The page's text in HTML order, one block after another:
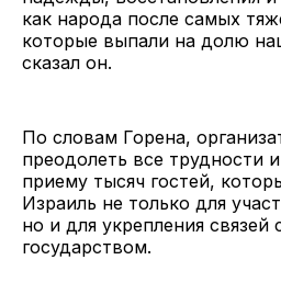
как народа после самых
которые выпали на долю
сказал он.
По словам Горена,
преодолеть все трудности
приему тысяч гостей,
Израиль не только для
но и для укрепления связей
государством.